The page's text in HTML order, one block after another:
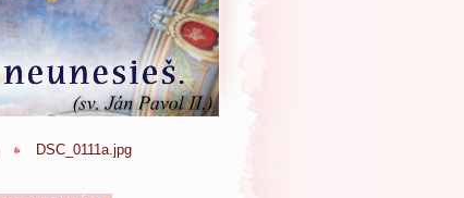
DSC_0111a.jpg